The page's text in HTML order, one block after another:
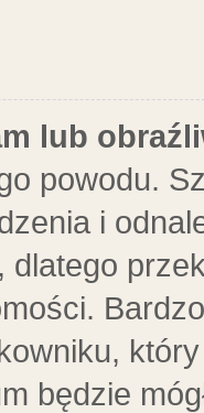
lub
powodu.
i
będzie